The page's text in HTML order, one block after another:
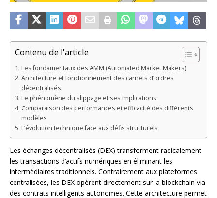
Contenu de l'article
Les fondamentaux des AMM (Automated Market Makers)
Architecture et fonctionnement des carnets d’ordres
décentralisés
Le phénomène du slippage et ses implications
Comparaison des performances et efficacité des différents
modèles
L’évolution technique face aux défis structurels
Les échanges décentralisés (DEX) transforment radicalement
les transactions d’actifs numériques en éliminant les
intermédiaires traditionnels. Contrairement aux plateformes
centralisées, les DEX opèrent directement sur la blockchain via
des contrats intelligents autonomes. Cette architecture permet